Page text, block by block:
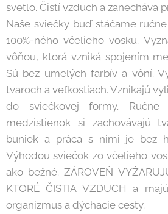
svetlo. Čistí vzduch a zanecháva
Naše sviečky buď stáčame
100%-ného včelieho vosku.
vôňou, ktorá vzniká spojením
Sú bez umelých farbív a vôní.
tvaroch a veľkostiach. Vznikajú
do sviečkovej formy. Ručne
medzistienok si zachovávajú
buniek a práca s nimi je bez
Výhodou sviečok zo včelieho
ako bežné. ZÁROVEŇ
KTORÉ ČISTIA VZDUCH a
organizmus a dýchacie cesty.